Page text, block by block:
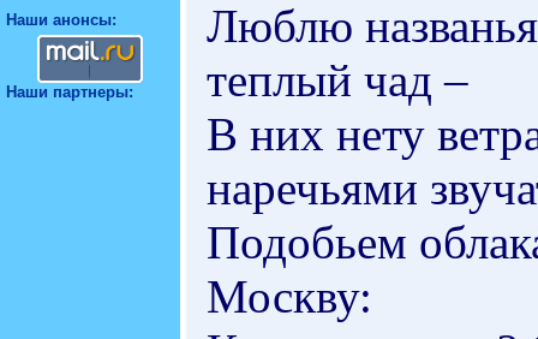
Наши анонсы:
Наши партнеры:
Люблю
теплый чад –
В них нету
наречьями
Подобьем
Москву: